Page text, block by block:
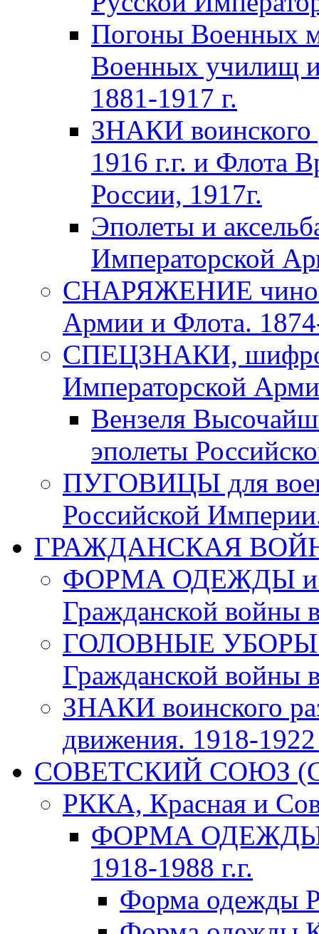
Погоны Военных
Военных училищ
1881-1917 г.
ЗНАКИ воинского
1916 г.г. и Флота
России, 1917г.
Эполеты и
Императорской
СНАРЯЖЕНИЕ чинов
Армии и Флота.
СПЕЦЗНАКИ,
Императорской
Вензеля
эполеты
ПУГОВИЦЫ для
Российской
ГРАЖДАНСКАЯ ВОЙНА
ФОРМА ОДЕЖДЫ и
Гражданской войны
ГОЛОВНЫЕ УБОРЫ
Гражданской войны
ЗНАКИ воинского
движения. 1918-1922
СОВЕТСКИЙ СОЮЗ
РККА, Красная и
ФОРМА ОДЕЖДЫ
1918-1988 г.г.
Форма одежды